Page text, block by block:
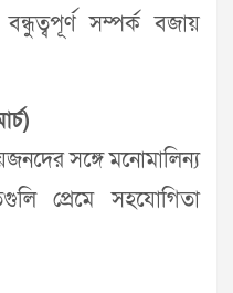
বন্ধুত্বপূর্ণ সম্পর্ক বজায়
সঙ্গে মনোমালিন্য
প্রেমে সহযোগিতা